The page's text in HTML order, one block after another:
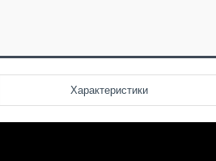
Характеристики